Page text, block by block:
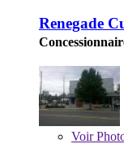
Renegade
Voir